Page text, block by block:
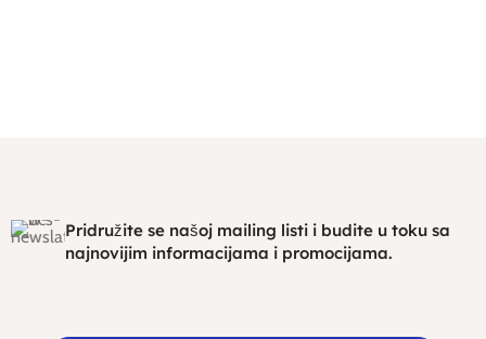
Pridružite se našoj mailing listi i budite u toku sa
najnovijim informacijama i promocijama.